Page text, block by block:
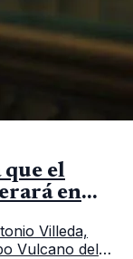
el
en
Villeda,
Vulcano del